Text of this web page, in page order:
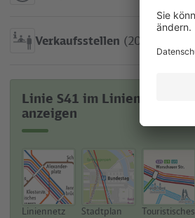
Verkaufsstellen (20)
Linie S41 im Liniennetz
anzeigen
Liniennetz Stadtplan
Touristisches